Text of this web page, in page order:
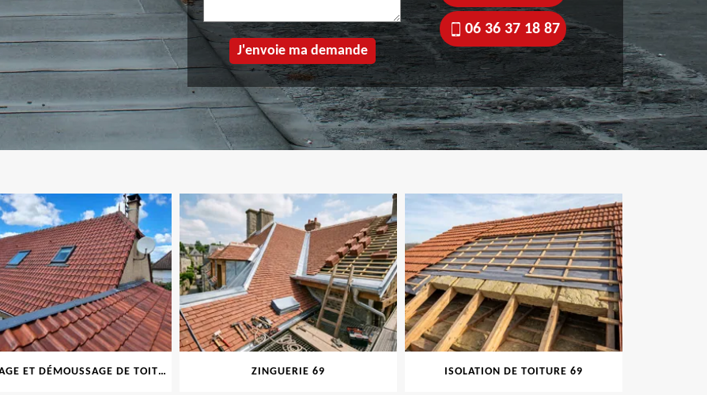
06 36 37 18 87
NETTOYAGE ET DÉMOUSSAGE DE TOITURE ET FAÇADE 69 ZINGUERIE 69 ISOLATION DE TOITURE 69 PEINTURE SUR TUILE 69